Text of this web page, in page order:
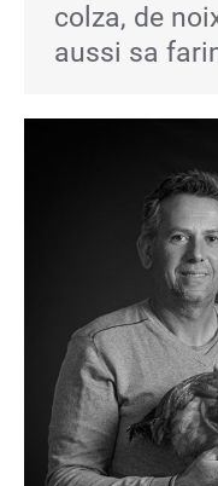
colza, de
aussi sa